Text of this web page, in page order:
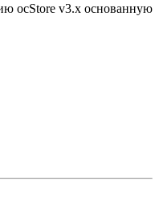
ocStore v3.x основанную